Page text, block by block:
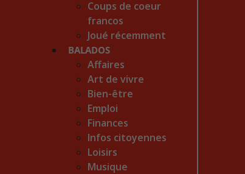
Coups de coeur
francos
Joué récemment
BALADOS
Affaires
Art de vivre
Bien-être
Emploi
Finances
Infos citoyennes
Loisirs
Musique